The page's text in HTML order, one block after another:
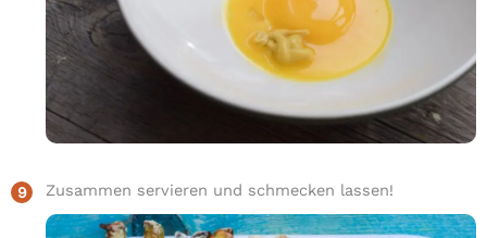
Zusammen servieren und schmecken lassen!